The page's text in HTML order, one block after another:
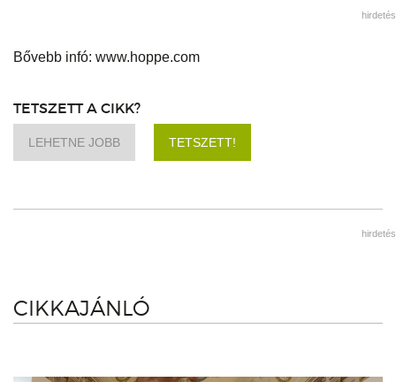
hirdetés
Bővebb infó: www.hoppe.com
TETSZETT A CIKK?
LEHETNE JOBB TETSZETT!
hirdetés
CIKKAJÁNLÓ